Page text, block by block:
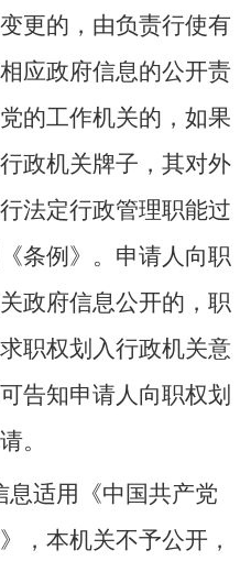
更的，由负责行使有
应政府信息的公开责
的工作机关的，如果
政机关牌子，其对外
法定行政管理职能过
条例》。申请人向职
政府信息公开的，职
职权划入行政机关意
告知申请人向职权划
。
息适用《中国共产党
，本机关不予公开，